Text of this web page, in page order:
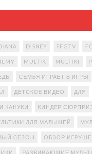
DISNEY FFGTV
MULTIK MULTIKI
СЕМЬЯ ИГРАЕТ В ИГРЫ
ДЕТСКОЕ ВИДЕО ДЛЯ
КАНУКИ КИНДЕР
ДЛЯ МАЛЫШЕЙ
СЕЗОН ОБЗОР
РАЗВИВАЮЩИЕ